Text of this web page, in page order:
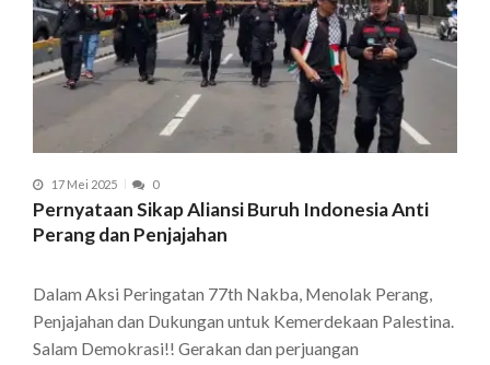
17 Mei 2025 0
Pernyataan Sikap Aliansi Buruh Indonesia Anti
Perang dan Penjajahan
Dalam Aksi Peringatan 77th Nakba, Menolak Perang,
Penjajahan dan Dukungan untuk Kemerdekaan Palestina.
Salam Demokrasi!! Gerakan dan perjuangan